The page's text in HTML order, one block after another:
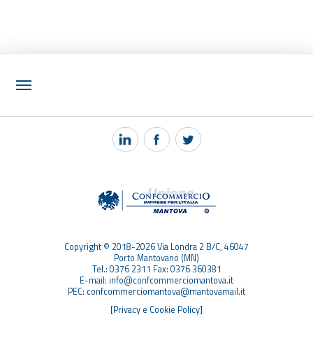
NOTIZIE
PEC MANTOVA MAIL
Copyright © 2018-2026 Via Londra 2 B/C, 46047
Porto Mantovano (MN)
Tel.: 0376 2311 Fax: 0376 360381
E-mail: info@confcommerciomantova.it
PEC: confcommerciomantova@mantovamail.it
[Privacy e Cookie Policy]